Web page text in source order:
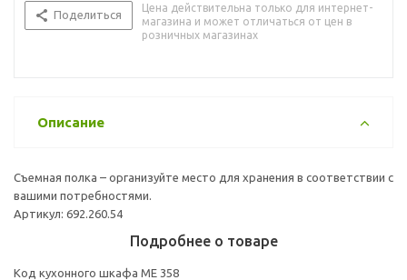
Поделиться
Цена действительна только для интернет-
магазина и может отличаться от цен в
розничных магазинах
Описание
Съемная полка – организуйте место для хранения в соответствии с
вашими потребностями.
Артикул: 692.260.54
Подробнее о товаре
Код кухонного шкафа ME 358